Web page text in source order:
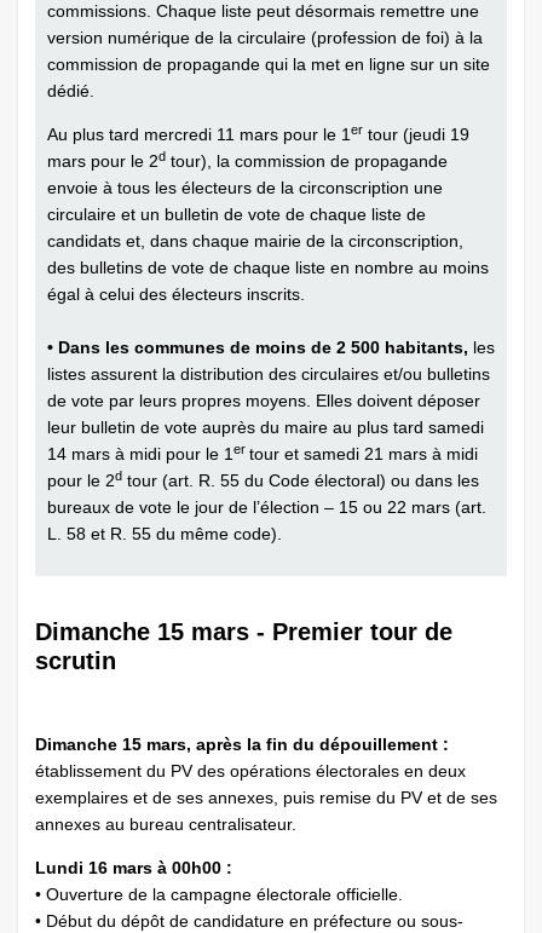
commissions. Chaque liste peut désormais remettre une
version numérique de la circulaire (profession de foi) à la
commission de propagande qui la met en ligne sur un site
dédié.
Au plus tard mercredi 11 mars pour le 1er tour (jeudi 19
mars pour le 2d tour), la commission de propagande
envoie à tous les électeurs de la circonscription une
circulaire et un bulletin de vote de chaque liste de
candidats et, dans chaque mairie de la circonscription,
des bulletins de vote de chaque liste en nombre au moins
égal à celui des électeurs inscrits.
• Dans les communes de moins de 2 500 habitants, les
listes assurent la distribution des circulaires et/ou bulletins
de vote par leurs propres moyens. Elles doivent déposer
leur bulletin de vote auprès du maire au plus tard samedi
14 mars à midi pour le 1er tour et samedi 21 mars à midi
pour le 2d tour (art. R. 55 du Code électoral) ou dans les
bureaux de vote le jour de l’élection – 15 ou 22 mars (art.
L. 58 et R. 55 du même code).
Dimanche 15 mars - Premier tour de
scrutin
Dimanche 15 mars, après la fin du dépouillement :
établissement du PV des opérations électorales en deux
exemplaires et de ses annexes, puis remise du PV et de ses
annexes au bureau centralisateur.
Lundi 16 mars à 00h00 :
• Ouverture de la campagne électorale officielle.
• Début du dépôt de candidature en préfecture ou sous-